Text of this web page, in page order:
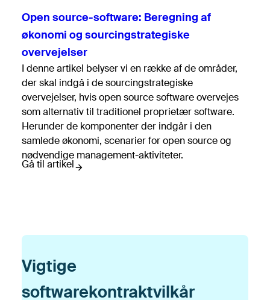
Open source-software: Beregning af
økonomi og sourcingstrategiske
overvejelser
I denne artikel belyser vi en række af de områder,
der skal indgå i de sourcingstrategiske
overvejelser, hvis open source software overvejes
som alternativ til traditionel proprietær software.
Herunder de komponenter der indgår i den
samlede økonomi, scenarier for open source og
nødvendige management-aktiviteter.
Gå til artikel
Vigtige
softwarekontraktvilkår